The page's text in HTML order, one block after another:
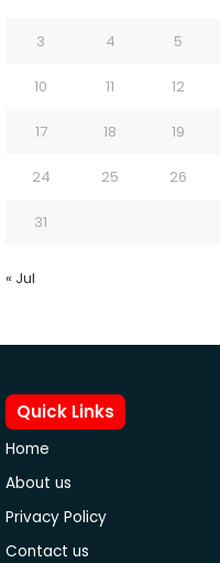
3 4 5
10 11 12
17 18 19
24 25 26
31
« Jul
Quick Links
Home
About us
Privacy Policy
Contact us